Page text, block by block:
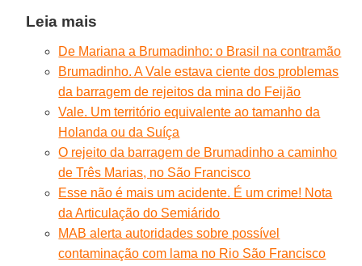
Leia mais
De Mariana a Brumadinho: o Brasil na contramão
Brumadinho. A Vale estava ciente dos problemas
da barragem de rejeitos da mina do Feijão
Vale. Um território equivalente ao tamanho da
Holanda ou da Suíça
O rejeito da barragem de Brumadinho a caminho
de Três Marias, no São Francisco
Esse não é mais um acidente. É um crime! Nota
da Articulação do Semiárido
MAB alerta autoridades sobre possível
contaminação com lama no Rio São Francisco